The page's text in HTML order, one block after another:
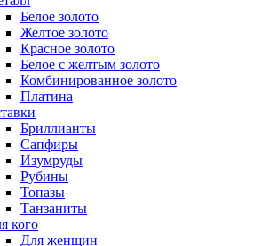
Белое золото
Желтое золото
Красное золото
Белое с желтым золото
Комбинированное золото
Платина
Бриллианты
Сапфиры
Изумруды
Рубины
Топазы
Танзаниты
кого
Для женщин